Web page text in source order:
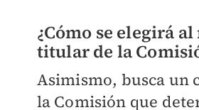
¿Cómo se elegirá
titular de la
Asimismo, busca un
la Comisión que